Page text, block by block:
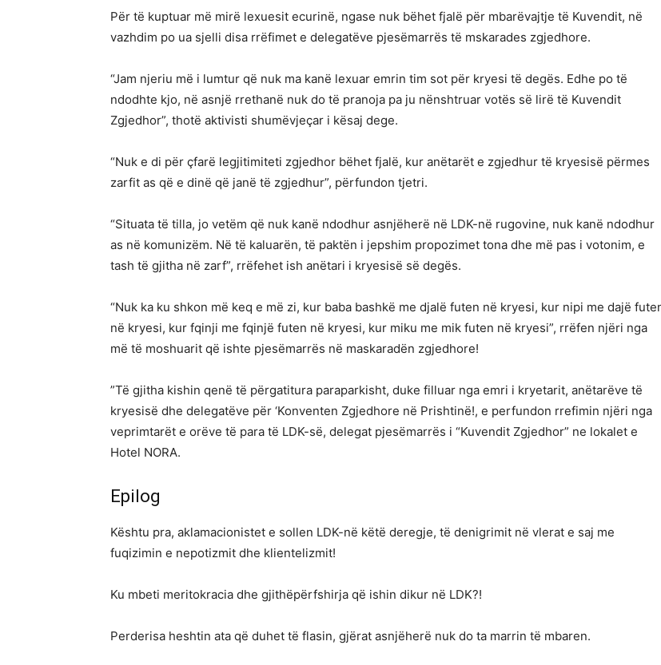
Për të kuptuar më mirë lexuesit ecurinë, ngase nuk bëhet fjalë për mbarëvajtje të Kuvendit, në
vazhdim po ua sjelli disa rrëfimet e delegatëve pjesëmarrës të mskarades zgjedhore.
“Jam njeriu më i lumtur që nuk ma kanë lexuar emrin tim sot për kryesi të degës. Edhe po të
ndodhte kjo, në asnjë rrethanë nuk do të pranoja pa ju nënshtruar votës së lirë të Kuvendit
Zgjedhor”, thotë aktivisti shumëvjeçar i kësaj dege.
“Nuk e di për çfarë legjitimiteti zgjedhor bëhet fjalë, kur anëtarët e zgjedhur të kryesisë përmes
zarfit as që e dinë që janë të zgjedhur”, përfundon tjetri.
“Situata të tilla, jo vetëm që nuk kanë ndodhur asnjëherë në LDK-në rugovine, nuk kanë ndodhur
as në komunizëm. Në të kaluarën, të paktën i jepshim propozimet tona dhe më pas i votonim, e
tash të gjitha në zarf”, rrëfehet ish anëtari i kryesisë së degës.
“Nuk ka ku shkon më keq e më zi, kur baba bashkë me djalë futen në kryesi, kur nipi me dajë
në kryesi, kur fqinji me fqinjë futen në kryesi, kur miku me mik futen në kryesi”, rrëfen njëri nga
më të moshuarit që ishte pjesëmarrës në maskaradën zgjedhore!
”Të gjitha kishin qenë të përgatitura paraparkisht, duke filluar nga emri i kryetarit, anëtarëve të
kryesisë dhe delegatëve për ‘Konventen Zgjedhore në Prishtinë!, e perfundon rrefimin njëri nga
veprimtarët e orëve të para të LDK-së, delegat pjesëmarrës i “Kuvendit Zgjedhor” ne lokalet e
Hotel NORA.
Epilog
Kështu pra, aklamacionistet e sollen LDK-në këtë deregje, të denigrimit në vlerat e saj me
fuqizimin e nepotizmit dhe klientelizmit!
Ku mbeti meritokracia dhe gjithëpërfshirja që ishin dikur në LDK?!
Perderisa heshtin ata që duhet të flasin, gjërat asnjëherë nuk do ta marrin të mbaren.